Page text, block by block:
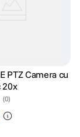
PTZ Camera cu
20x
(0)